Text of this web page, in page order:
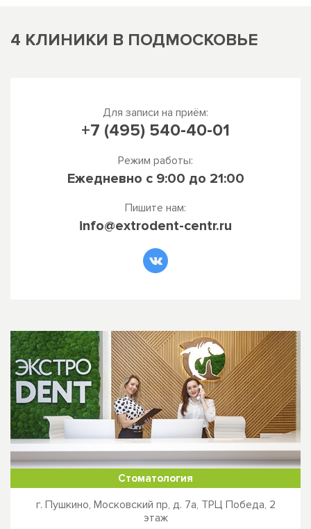
4 КЛИНИКИ В ПОДМОСКОВЬЕ
Для записи на приём:
+7 (495) 540-40-01
Режим работы:
Ежедневно c 9:00 до 21:00
Пишите нам:
info@extrodent-centr.ru
Стоматология
г. Пушкино, Московский пр, д. 7а, ТРЦ Победа, 2
этаж